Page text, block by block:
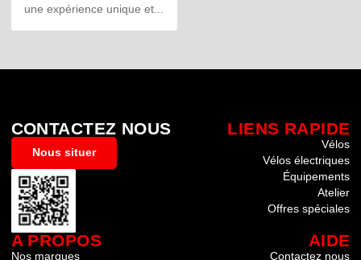
une expérience unique et...
CONTACTEZ NOUS
Nous situer
LIENS RAPIDE
Vélos
Vélos électriques
Équipements
Atelier
Offres spéciales
A PROPOS
Nos marques
AIDE
Contactez nous